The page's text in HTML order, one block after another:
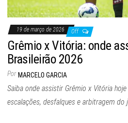
19 de março de 2026 Off
Grêmio x Vitória: onde
Brasileirão 2026
Por MARCELO GARCIA
Saiba onde assistir Grêmio x Vitória
escalações, desfalques e arbitragem do